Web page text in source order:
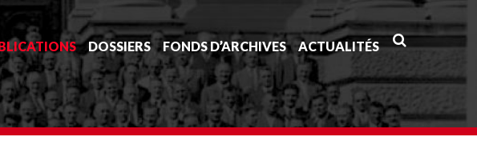
DOSSIERS FONDS D’ARCHIVES ACTUALITÉS